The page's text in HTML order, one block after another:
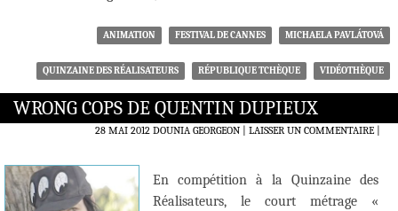
ANIMATION FESTIVAL DE CANNES MICHAELA PAVLÁTOVÁ
QUINZAINE DES RÉALISATEURS RÉPUBLIQUE TCHÈQUE VIDÉOTHÈQUE
WRONG COPS DE QUENTIN DUPIEUX
28 MAI 2012 DOUNIA GEORGEON LAISSER UN COMMENTAIRE|
En compétition à la Quinzaine des
Réalisateurs, le court métrage «